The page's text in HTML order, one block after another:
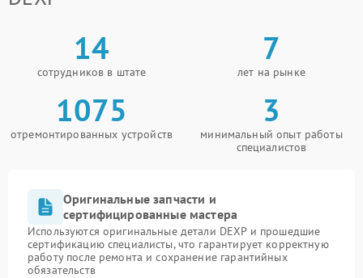
14
сотрудников в штате
7
лет на рынке
1075
отремонтированных устройств
3
минимальный опыт работы
специалистов
Оригинальные запчасти и
сертифицированные мастера
Используются оригинальные детали DEXP и прошедшие
сертификацию специалисты, что гарантирует корректную
работу после ремонта и сохранение гарантийных
обязательств